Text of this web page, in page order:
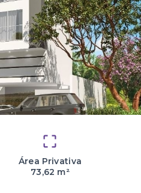
Área Privativa
73,62 m²